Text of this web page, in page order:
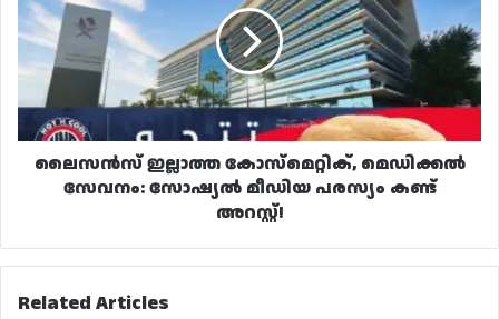
മെഡിക്കൽ
സേവനം:
സോഷ്യൽ
മീഡിയ
പരസ്യം
കണ്ട്
അറസ്റ്റ്!
ലൈസൻസ് ഇല്ലാത്ത കോസ്മെറ്റിക്, മെഡിക്കൽ
സേവനം: സോഷ്യൽ മീഡിയ പരസ്യം കണ്ട്
അറസ്റ്റ്!
Related Articles